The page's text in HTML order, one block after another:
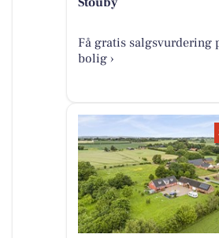
Få gratis salgsvurdering
bolig ›